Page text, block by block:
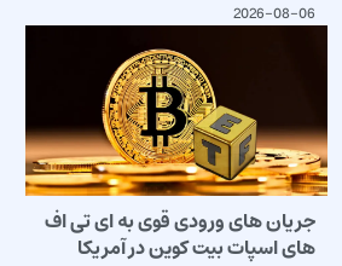
2026-08-06
جریان های ورودی قوی به ای تی اف
های اسپات بیت کوین در آمریکا